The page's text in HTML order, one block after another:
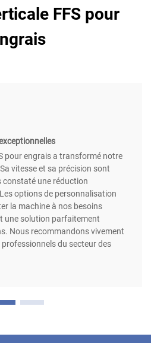
FFS pour
pour engrais a transformé notre
vitesse et sa précision sont
constaté une réduction
options de personnalisation
la machine à nos besoins
une solution parfaitement
Nous recommandons vivement
du secteur des